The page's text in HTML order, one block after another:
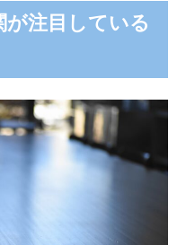
が注目している